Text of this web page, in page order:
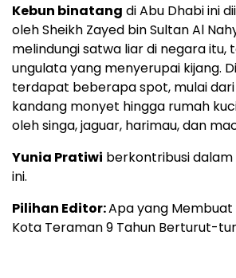
Kebun binatang di Abu Dhabi ini
oleh Sheikh Zayed bin Sultan Al
melindungi satwa liar di negara itu,
ungulata yang menyerupai kijang.
terdapat beberapa spot, mulai
kandang monyet hingga rumah
oleh singa, jaguar, harimau, dan
Yunia Pratiwi berkontribusi
ini.
Pilihan Editor:Apa yang Membuat
Kota Teraman 9 Tahun Berturut-